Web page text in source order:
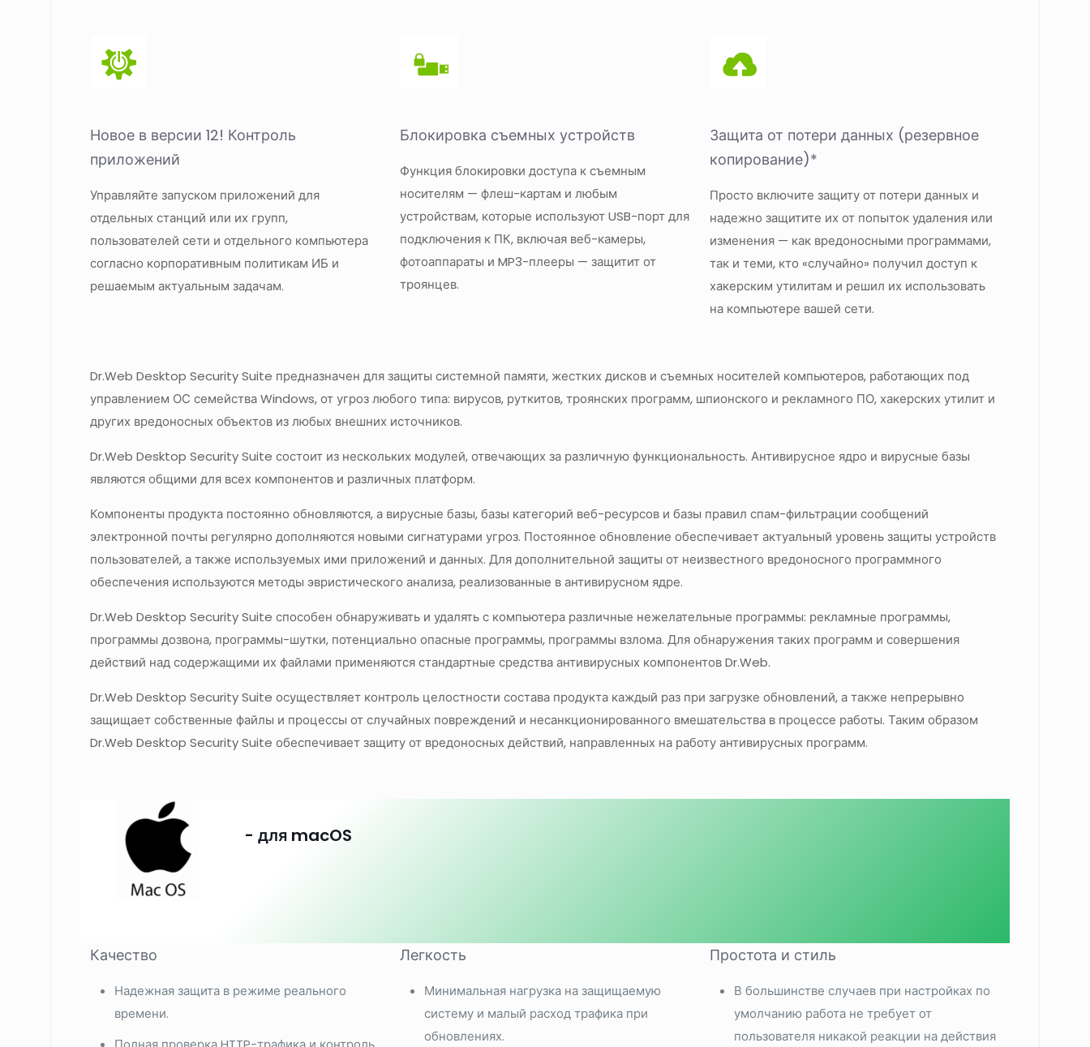
Новое в версии 12! Контроль
приложений
Управляйте запуском приложений для
отдельных станций или их групп,
пользователей сети и отдельного компьютера
согласно корпоративным политикам ИБ и
решаемым актуальным задачам.
Блокировка съемных устройств
Функция блокировки доступа к съемным
носителям — флеш-картам и любым
устройствам, которые используют USB-порт для
подключения к ПК, включая веб-камеры,
фотоаппараты и MP3-плееры — защитит от
троянцев.
Защита от потери данных (резервное
копирование)*
Просто включите защиту от потери данных и
надежно защитите их от попыток удаления или
изменения — как вредоносными программами,
так и теми, кто «случайно» получил доступ к
хакерским утилитам и решил их использовать
на компьютере вашей сети.
Dr.Web Desktop Security Suite предназначен для защиты системной памяти, жестких дисков и съемных носителей компьютеров, работающих под
управлением ОС семейства Windows, от угроз любого типа: вирусов, руткитов, троянских программ, шпионского и рекламного ПО, хакерских утилит и
других вредоносных объектов из любых внешних источников.
Dr.Web Desktop Security Suite состоит из нескольких модулей, отвечающих за различную функциональность. Антивирусное ядро и вирусные базы
являются общими для всех компонентов и различных платформ.
Компоненты продукта постоянно обновляются, а вирусные базы, базы категорий веб-ресурсов и базы правил спам-фильтрации сообщений
электронной почты регулярно дополняются новыми сигнатурами угроз. Постоянное обновление обеспечивает актуальный уровень защиты устройств
пользователей, а также используемых ими приложений и данных. Для дополнительной защиты от неизвестного вредоносного программного
обеспечения используются методы эвристического анализа, реализованные в антивирусном ядре.
Dr.Web Desktop Security Suite способен обнаруживать и удалять с компьютера различные нежелательные программы: рекламные программы,
программы дозвона, программы-шутки, потенциально опасные программы, программы взлома. Для обнаружения таких программ и совершения
действий над содержащими их файлами применяются стандартные средства антивирусных компонентов Dr.Web.
Dr.Web Desktop Security Suite осуществляет контроль целостности состава продукта каждый раз при загрузке обновлений, а также непрерывно
защищает собственные файлы и процессы от случайных повреждений и несанкционированного вмешательства в процессе работы. Таким образом
Dr.Web Desktop Security Suite обеспечивает защиту от вредоносных действий, направленных на работу антивирусных программ.
- для macOS
Качество
Надежная защита в режиме реального
времени.
Легкость
Минимальная нагрузка на защищаемую
систему и малый расход трафика при
обновлениях.
Простота и стиль
В большинстве случаев при настройках по
умолчанию работа не требует от
пользователя никакой реакции на действия